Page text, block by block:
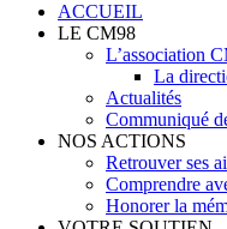
ACCUEIL
LE CM98
L’association
La
Actualités
Communiqué
NOS ACTIONS
Retrouver ses
Comprendre
Honorer la